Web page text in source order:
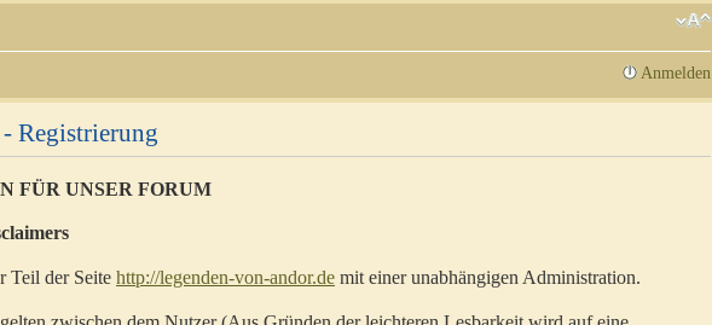
Anmelden
Registrierung
FÜR UNSER FORUM
Teil der Seite http://legenden-von-andor.de mit einer unabhängigen Administration.